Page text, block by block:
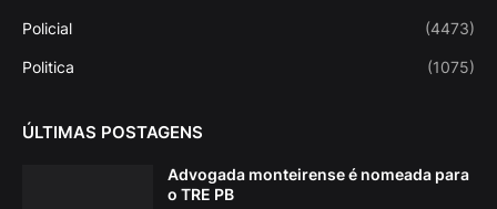
Policial (4473)
Politica (1075)
ÚLTIMAS POSTAGENS
Advogada monteirense é nomeada para
o TRE PB